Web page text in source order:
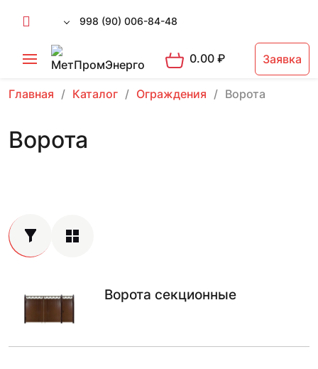
998 (90) 006-84-48
0.00₽ Заявка
Главная Каталог Ограждения Ворота
Ворота
Ворота секционные